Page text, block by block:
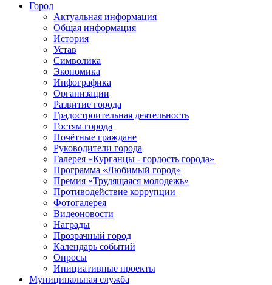
Город
Актуальная информация
Общая информация
История
Устав
Символика
Экономика
Инфографика
Организации
Развитие города
Градостроительная деятельность
Гостям города
Почётные граждане
Руководители города
Галерея «Курганцы - гордость города»
Программа «Любимый город»
Премия «Трудящаяся молодежь»
Противодействие коррупции
Фотогалерея
Видеоновости
Награды
Прозрачный город
Календарь событий
Опросы
Инициативные проекты
Муниципальная служба